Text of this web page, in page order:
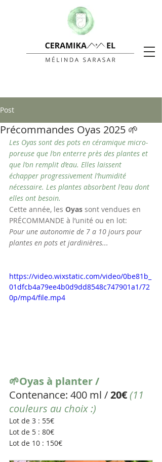
Post
Précommandes Oyas 2025 🌱
Les Oyas sont des pots en céramique micro-
poreuse que l’on enterre près des plantes et
que l’on remplit d’eau. Elles laissent
échapper progressivement l’humidité
nécessaire. Les plantes absorbent l'eau dont
elles ont besoin.
Cette année, les Oyas sont vendues en
PRÉCOMMANDE à l’unité ou en lot:
Pour une autonomie de 7 a 10 jours pour
plantes en pots et jardinières...
https://video.wixstatic.com/video/0be81b_
01dfcb4a79ee4b0d9dd8548c747901a1/72
0p/mp4/file.mp4
🌱Oyas à planter /
Contenance: 400 ml / 20€ (11
couleurs au choix :)
Lot de 3 : 55€
Lot de 5 : 80€
Lot de 10 : 150€